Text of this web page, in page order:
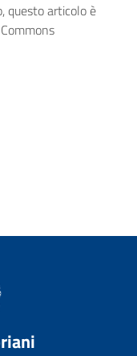
questo articolo è